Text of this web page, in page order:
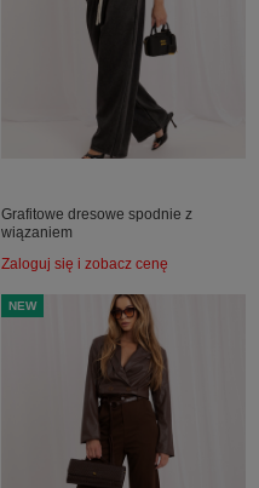
Grafitowe dresowe spodnie z
wiązaniem
Zaloguj się i zobacz cenę
NEW